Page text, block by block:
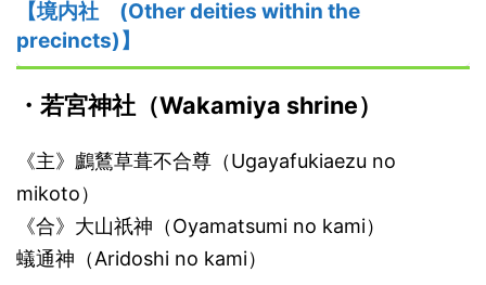
【境内社
(Other deities within the
precincts)】
・ 若宮神社 （Wakamiya shrine）
《主》鸕鶿草葺不合尊（Ugayafukiaezu no
mikoto）
《合》大山祇神（Oyamatsumi no kami）
蟻通神（Aridoshi no kami）